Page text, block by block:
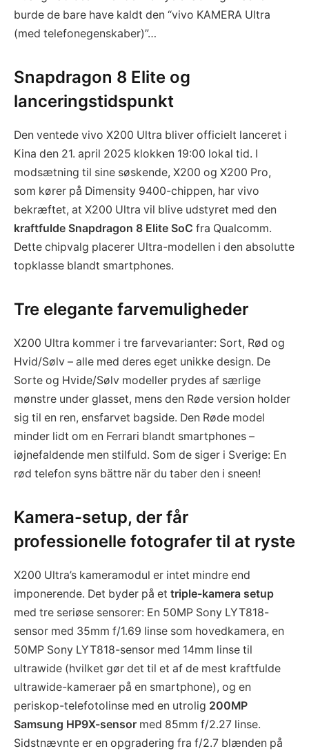
burde de bare have kaldt den “vivo KAMERA Ultra
(med telefonegenskaber)”…
Snapdragon 8 Elite og
lanceringstidspunkt
Den ventede vivo X200 Ultra bliver officielt lanceret i
Kina den 21. april 2025 klokken 19:00 lokal tid. I
modsætning til sine søskende, X200 og X200 Pro,
som kører på Dimensity 9400-chippen, har vivo
bekræftet, at X200 Ultra vil blive udstyret med den
kraftfulde Snapdragon 8 Elite SoC fra Qualcomm.
Dette chipvalg placerer Ultra-modellen i den absolutte
topklasse blandt smartphones.
Tre elegante farvemuligheder
X200 Ultra kommer i tre farvevarianter: Sort, Rød og
Hvid/Sølv – alle med deres eget unikke design. De
Sorte og Hvide/Sølv modeller prydes af særlige
mønstre under glasset, mens den Røde version holder
sig til en ren, ensfarvet bagside. Den Røde model
minder lidt om en Ferrari blandt smartphones –
iøjnefaldende men stilfuld. Som de siger i Sverige: En
rød telefon syns bättre när du taber den i sneen!
Kamera-setup, der får
professionelle fotografer til at ryste
X200 Ultra’s kameramodul er intet mindre end
imponerende. Det byder på et triple-kamera setup
med tre seriøse sensorer: En 50MP Sony LYT818-
sensor med 35mm f/1.69 linse som hovedkamera, en
50MP Sony LYT818-sensor med 14mm linse til
ultrawide (hvilket gør det til et af de mest kraftfulde
ultrawide-kameraer på en smartphone), og en
periskop-telefotolinse med en utrolig 200MP
Samsung HP9X-sensor med 85mm f/2.27 linse.
Sidstnævnte er en opgradering fra f/2.7 blænden på